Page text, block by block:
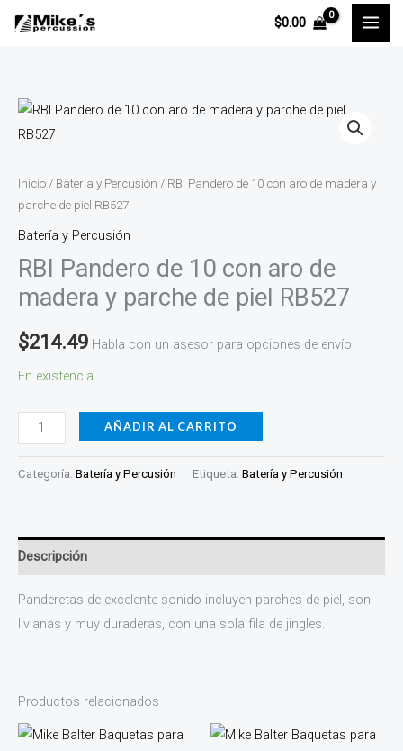
$0.00
Inicio / Batería y Percusión / RBI Pandero de 10 con aro de madera y
parche de piel RB527
Batería y Percusión
RBI Pandero de 10 con aro de
madera y parche de piel RB527
$214.49 Habla con un asesor para opciones de envío
En existencia
RBI
Pandero
10
con
aro
de
madera
y
parche
de
piel
cantidad
AÑADIR AL CARRITO
Categoría: Batería y Percusión Etiqueta: Batería y Percusión
Descripción
Panderetas de excelente sonido incluyen parches de piel, son
livianas y muy duraderas, con una sola fila de jingles.
Productos relacionados